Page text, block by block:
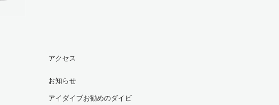
アクセス
お知らせ
アイダイブお勧めのダイビ